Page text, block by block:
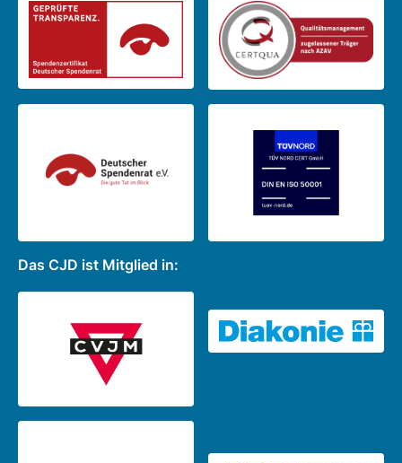
Das CJD ist Mitglied in: